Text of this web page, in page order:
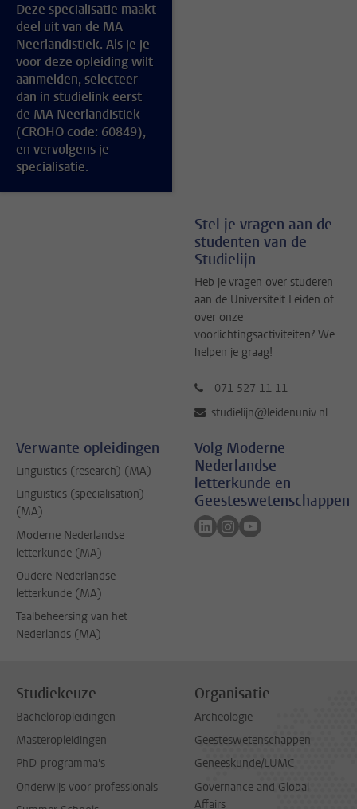
Deze specialisatie maakt
deel uit van de MA
Neerlandistiek. Als je je
voor deze opleiding wilt
aanmelden, selecteer
dan in studielink eerst
de MA Neerlandistiek
(CROHO code: 60849),
en vervolgens je
specialisatie.
Stel je vragen aan de
studenten van de
Studielijn
Heb je vragen over studeren
aan de Universiteit Leiden of
over onze
voorlichtingsactiviteiten? We
helpen je graag!
071 527 11 11
studielijn@leidenuniv.nl
Verwante opleidingen
Linguistics (research) (MA)
Linguistics (specialisation)
(MA)
Moderne Nederlandse
letterkunde (MA)
Oudere Nederlandse
letterkunde (MA)
Taalbeheersing van het
Nederlands (MA)
Volg Moderne
Nederlandse
letterkunde en
Geesteswetenschappen
Volg ons op linkedin
Volg ons op instagram
Volg ons op
Studiekeuze
Bacheloropleidingen
Masteropleidingen
PhD-programma's
Onderwijs voor professionals
Organisatie
Archeologie
Geesteswetenschappen
Geneeskunde/LUMC
Governance and Global
Affairs